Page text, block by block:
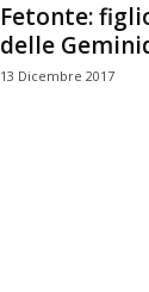
Fetonte:
delle
13 Dicembre 2017